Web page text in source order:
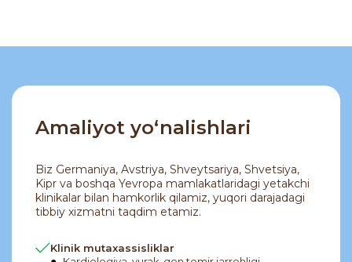
Amaliyot yo‘nalishlari
Biz Germaniya, Avstriya, Shveytsariya, Shvetsiya,
Kipr va boshqa Yevropa mamlakatlaridagi yetakchi
klinikalar bilan hamkorlik qilamiz, yuqori darajadagi
tibbiy xizmatni taqdim etamiz.
Klinik mutaxassisliklar